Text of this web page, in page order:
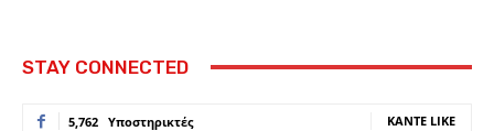
STAY CONNECTED
5,762 Υποστηρικτές ΚΆΝΤΕ LIKE